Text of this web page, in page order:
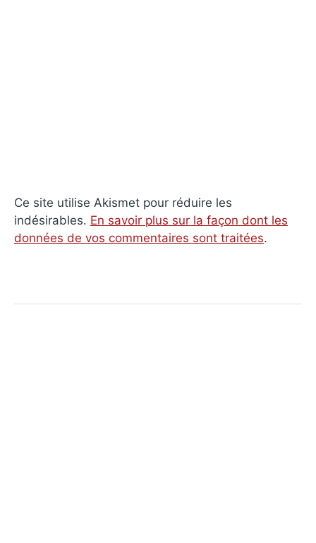
Ce site utilise Akismet pour réduire les
indésirables. En savoir plus sur la façon dont les
données de vos commentaires sont traitées.